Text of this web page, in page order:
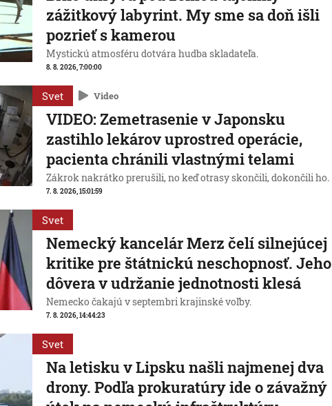
zážitkový labyrint. My sme sa doň išli
pozrieť s kamerou
Mystickú atmosféru dotvára hudba skladateľa.
8. 8. 2026, 7:00:00
Svet Video
VIDEO: Zemetrasenie v Japonsku
zastihlo lekárov uprostred operácie,
pacienta chránili vlastnými telami
Zákrok nakrátko prerušili, no keď otrasy skončili, dokončili ho.
7. 8. 2026, 15:01:59
Svet
Nemecký kancelár Merz čelí silnejúcej
kritike pre štátnickú neschopnosť. Jeho
dôvera v udržanie jednotnosti klesá
Nemecko čakajú v septembri krajinské voľby.
7. 8. 2026, 14:44:23
Svet
Na letisku v Lipsku našli najmenej dva
drony. Podľa prokuratúry ide o závažný